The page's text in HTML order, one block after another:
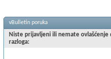
vBulletin poruka
Niste prijavljeni ili nemate
razloga: